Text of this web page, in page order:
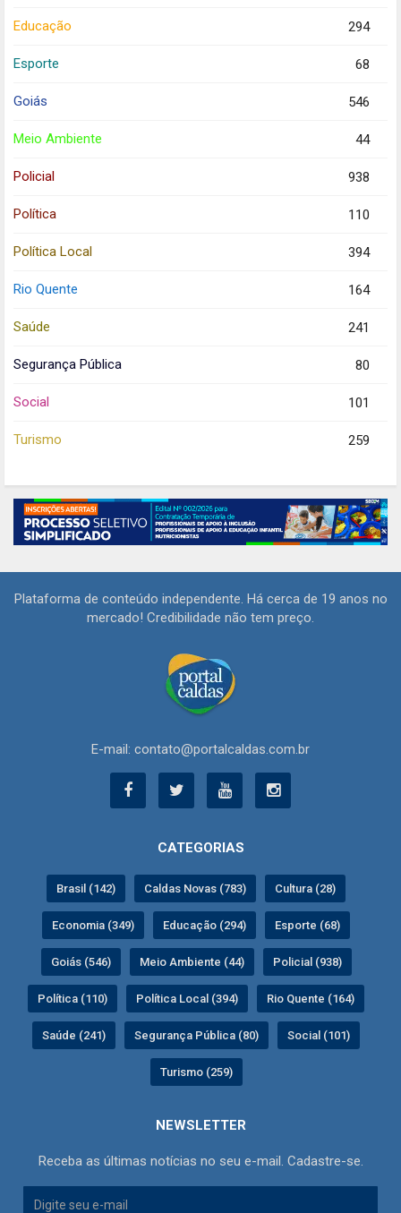
Educação 294
Esporte 68
Goiás 546
Meio Ambiente 44
Policial 938
Política 110
Política Local 394
Rio Quente 164
Saúde 241
Segurança Pública 80
Social 101
Turismo 259
Plataforma de conteúdo independente. Há cerca de 19 anos no
mercado! Credibilidade não tem preço.
E-mail: contato@portalcaldas.com.br
CATEGORIAS
Brasil (142) Caldas Novas (783) Cultura (28)
Economia (349) Educação (294) Esporte (68)
Goiás (546) Meio Ambiente (44) Policial (938)
Política (110) Política Local (394) Rio Quente (164)
Saúde (241) Segurança Pública (80) Social (101)
Turismo (259)
NEWSLETTER
Receba as últimas notícias no seu e-mail. Cadastre-se.